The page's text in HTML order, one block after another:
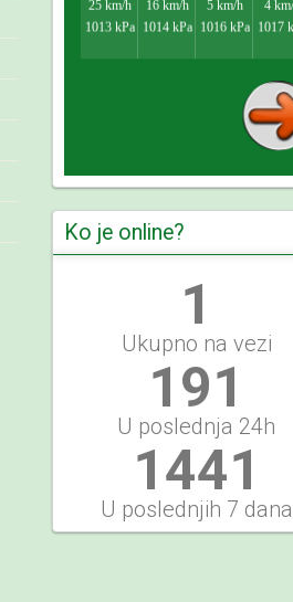
Ko je online?
1
Ukupno na vezi
220
U poslednja 24h
1663
U poslednjih 7 dana